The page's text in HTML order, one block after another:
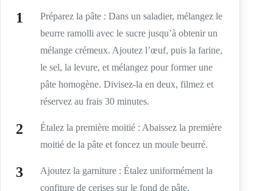
Préparez la pâte : Dans un saladier, mélangez le
beurre ramolli avec le sucre jusqu’à obtenir un
mélange crémeux. Ajoutez l’œuf, puis la farine,
le sel, la levure, et mélangez pour former une
pâte homogène. Divisez-la en deux, filmez et
réservez au frais 30 minutes.
Étalez la première moitié : Abaissez la première
moitié de la pâte et foncez un moule beurré.
Ajoutez la garniture : Étalez uniformément la
confiture de cerises sur le fond de pâte.